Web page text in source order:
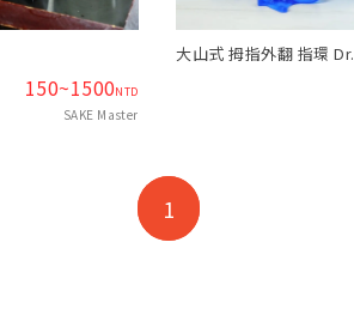
150~1500NTD
SAKE Master
大山式 拇指外翻 指環 Dr.
1